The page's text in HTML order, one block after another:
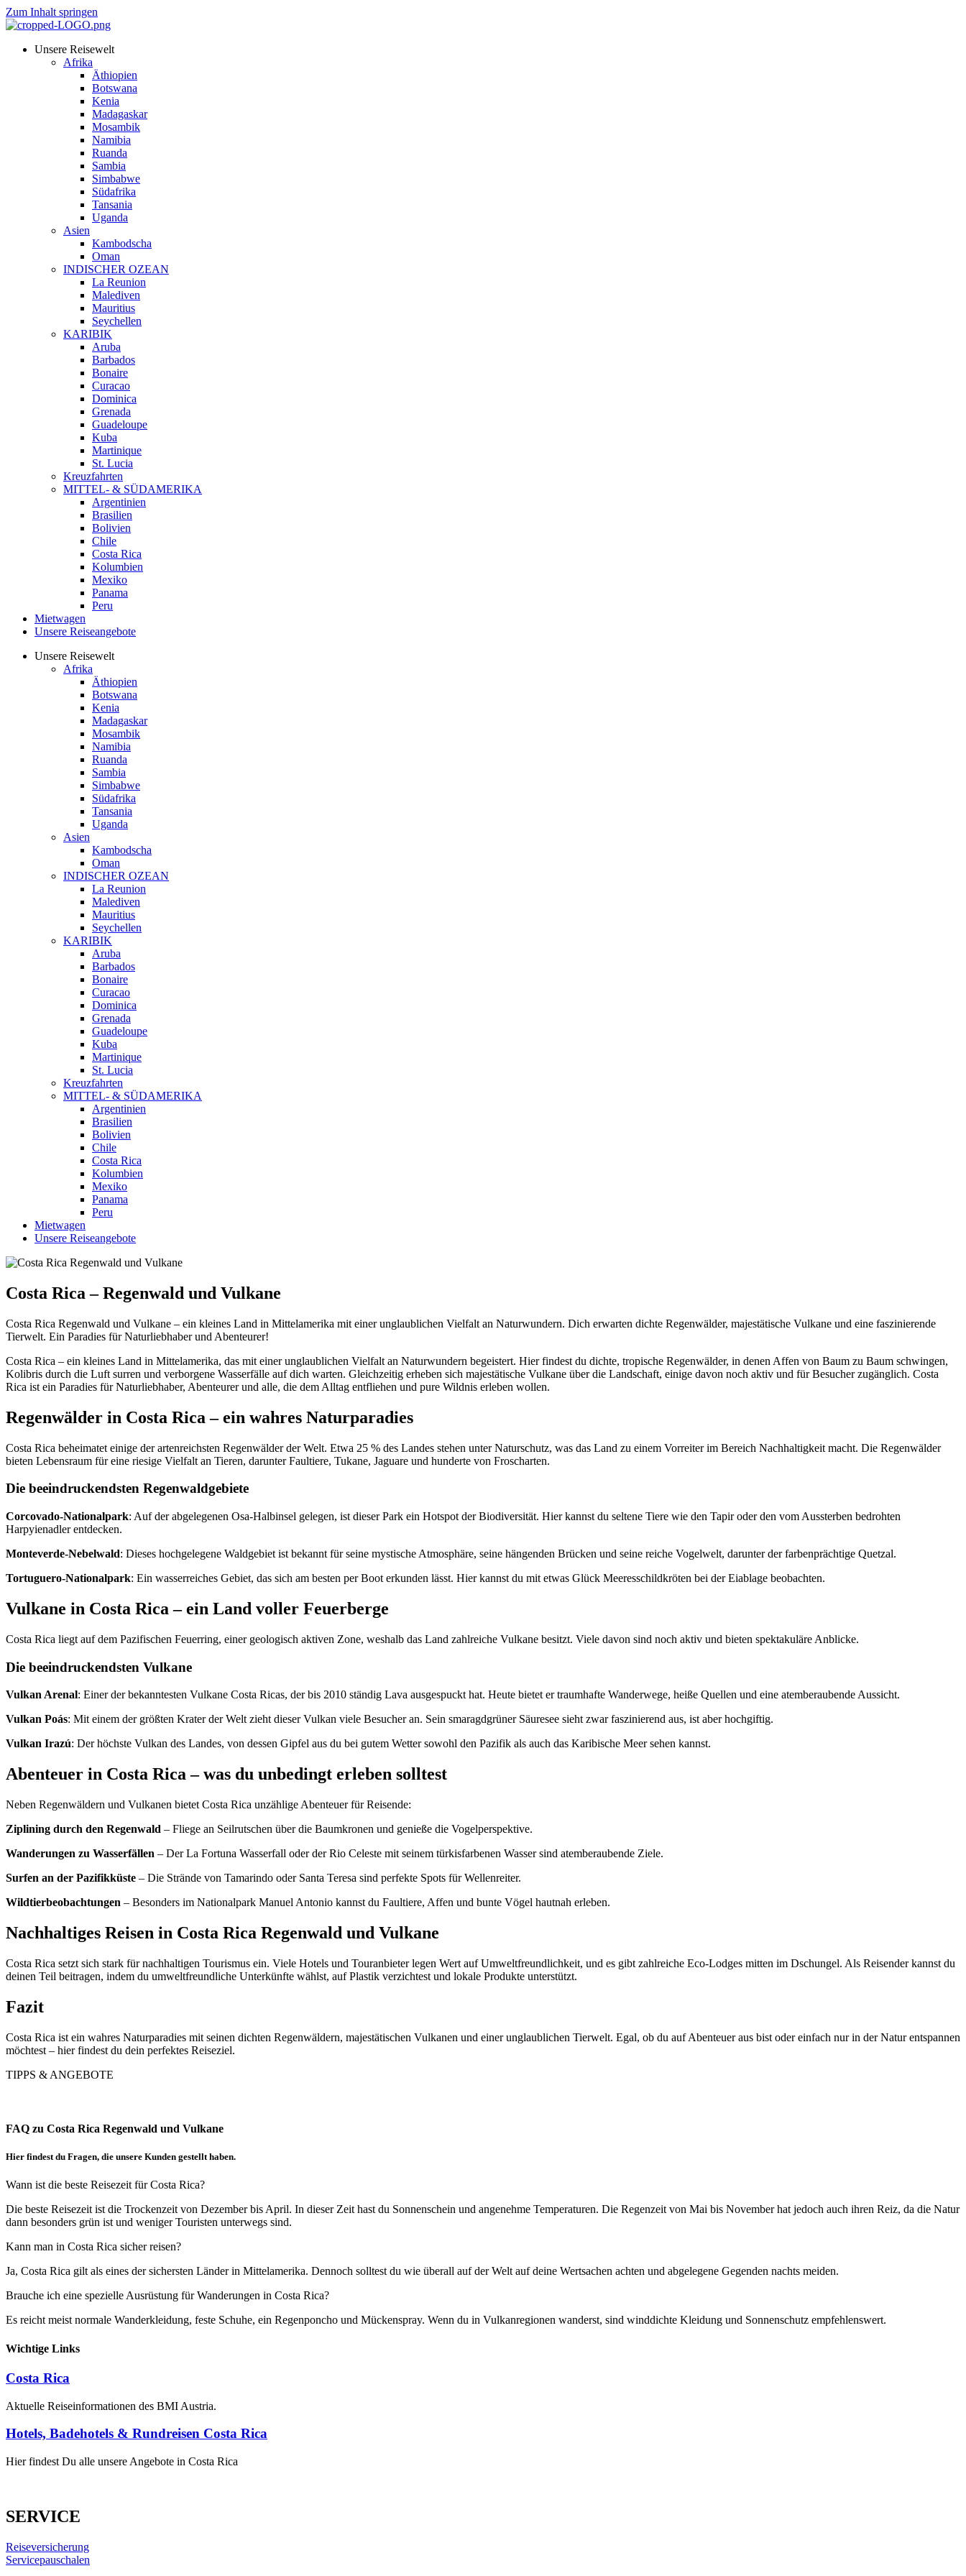
Zum Inhalt springen
Unsere Reisewelt
Afrika
Äthiopien
Botswana
Kenia
Madagaskar
Mosambik
Namibia
Ruanda
Sambia
Simbabwe
Südafrika
Tansania
Uganda
Asien
Kambodscha
Oman
INDISCHER OZEAN
La Reunion
Malediven
Mauritius
Seychellen
KARIBIK
Aruba
Barbados
Bonaire
Curacao
Dominica
Grenada
Guadeloupe
Kuba
Martinique
St. Lucia
Kreuzfahrten
MITTEL- & SÜDAMERIKA
Argentinien
Brasilien
Bolivien
Chile
Costa Rica
Kolumbien
Mexiko
Panama
Peru
Mietwagen
Unsere Reiseangebote
Unsere Reisewelt
Afrika
Äthiopien
Botswana
Kenia
Madagaskar
Mosambik
Namibia
Ruanda
Sambia
Simbabwe
Südafrika
Tansania
Uganda
Asien
Kambodscha
Oman
INDISCHER OZEAN
La Reunion
Malediven
Mauritius
Seychellen
KARIBIK
Aruba
Barbados
Bonaire
Curacao
Dominica
Grenada
Guadeloupe
Kuba
Martinique
St. Lucia
Kreuzfahrten
MITTEL- & SÜDAMERIKA
Argentinien
Brasilien
Bolivien
Chile
Costa Rica
Kolumbien
Mexiko
Panama
Peru
Mietwagen
Unsere Reiseangebote
Costa Rica – Regenwald und Vulkane
Costa Rica Regenwald und Vulkane – ein kleines Land in Mittelamerika mit einer unglaublichen Vielfalt an Naturwundern. Dich erwarten dichte Regenwälder, majestätische Vulkane und eine faszinierende
Tierwelt. Ein Paradies für Naturliebhaber und Abenteurer!
Costa Rica – ein kleines Land in Mittelamerika, das mit einer unglaublichen Vielfalt an Naturwundern begeistert. Hier findest du dichte, tropische Regenwälder, in denen Affen von Baum zu Baum schwingen,
Kolibris durch die Luft surren und verborgene Wasserfälle auf dich warten. Gleichzeitig erheben sich majestätische Vulkane über die Landschaft, einige davon noch aktiv und für Besucher zugänglich. Costa
Rica ist ein Paradies für Naturliebhaber, Abenteurer und alle, die dem Alltag entfliehen und pure Wildnis erleben wollen.
Regenwälder in Costa Rica – ein wahres Naturparadies
Costa Rica beheimatet einige der artenreichsten Regenwälder der Welt. Etwa 25 % des Landes stehen unter Naturschutz, was das Land zu einem Vorreiter im Bereich Nachhaltigkeit macht. Die Regenwälder
bieten Lebensraum für eine riesige Vielfalt an Tieren, darunter Faultiere, Tukane, Jaguare und hunderte von Froscharten.
Die beeindruckendsten Regenwaldgebiete
Corcovado-Nationalpark: Auf der abgelegenen Osa-Halbinsel gelegen, ist dieser Park ein Hotspot der Biodiversität. Hier kannst du seltene Tiere wie den Tapir oder den vom Aussterben bedrohten
Harpyienadler entdecken.
Monteverde-Nebelwald: Dieses hochgelegene Waldgebiet ist bekannt für seine mystische Atmosphäre, seine hängenden Brücken und seine reiche Vogelwelt, darunter der farbenprächtige Quetzal.
Tortuguero-Nationalpark: Ein wasserreiches Gebiet, das sich am besten per Boot erkunden lässt. Hier kannst du mit etwas Glück Meeresschildkröten bei der Eiablage beobachten.
Vulkane in Costa Rica – ein Land voller Feuerberge
Costa Rica liegt auf dem Pazifischen Feuerring, einer geologisch aktiven Zone, weshalb das Land zahlreiche Vulkane besitzt. Viele davon sind noch aktiv und bieten spektakuläre Anblicke.
Die beeindruckendsten Vulkane
Vulkan Arenal: Einer der bekanntesten Vulkane Costa Ricas, der bis 2010 ständig Lava ausgespuckt hat. Heute bietet er traumhafte Wanderwege, heiße Quellen und eine atemberaubende Aussicht.
Vulkan Poás: Mit einem der größten Krater der Welt zieht dieser Vulkan viele Besucher an. Sein smaragdgrüner Säuresee sieht zwar faszinierend aus, ist aber hochgiftig.
Vulkan Irazú: Der höchste Vulkan des Landes, von dessen Gipfel aus du bei gutem Wetter sowohl den Pazifik als auch das Karibische Meer sehen kannst.
Abenteuer in Costa Rica – was du unbedingt erleben solltest
Neben Regenwäldern und Vulkanen bietet Costa Rica unzählige Abenteuer für Reisende:
Ziplining durch den Regenwald – Fliege an Seilrutschen über die Baumkronen und genieße die Vogelperspektive.
Wanderungen zu Wasserfällen – Der La Fortuna Wasserfall oder der Rio Celeste mit seinem türkisfarbenen Wasser sind atemberaubende Ziele.
Surfen an der Pazifikküste – Die Strände von Tamarindo oder Santa Teresa sind perfekte Spots für Wellenreiter.
Wildtierbeobachtungen – Besonders im Nationalpark Manuel Antonio kannst du Faultiere, Affen und bunte Vögel hautnah erleben.
Nachhaltiges Reisen in Costa Rica Regenwald und Vulkane
Costa Rica setzt sich stark für nachhaltigen Tourismus ein. Viele Hotels und Touranbieter legen Wert auf Umweltfreundlichkeit, und es gibt zahlreiche Eco-Lodges mitten im Dschungel. Als Reisender kannst du
deinen Teil beitragen, indem du umweltfreundliche Unterkünfte wählst, auf Plastik verzichtest und lokale Produkte unterstützt.
Fazit
Costa Rica ist ein wahres Naturparadies mit seinen dichten Regenwäldern, majestätischen Vulkanen und einer unglaublichen Tierwelt. Egal, ob du auf Abenteuer aus bist oder einfach nur in der Natur entspannen
möchtest – hier findest du dein perfektes Reiseziel.
TIPPS & ANGEBOTE
FAQ zu Costa Rica Regenwald und Vulkane
Hier findest du Fragen, die unsere Kunden gestellt haben.
Wann ist die beste Reisezeit für Costa Rica?
Die beste Reisezeit ist die Trockenzeit von Dezember bis April. In dieser Zeit hast du Sonnenschein und angenehme Temperaturen. Die Regenzeit von Mai bis November hat jedoch auch ihren Reiz, da die Natur
dann besonders grün ist und weniger Touristen unterwegs sind.
Kann man in Costa Rica sicher reisen?
Ja, Costa Rica gilt als eines der sichersten Länder in Mittelamerika. Dennoch solltest du wie überall auf der Welt auf deine Wertsachen achten und abgelegene Gegenden nachts meiden.
Brauche ich eine spezielle Ausrüstung für Wanderungen in Costa Rica?
Es reicht meist normale Wanderkleidung, feste Schuhe, ein Regenponcho und Mückenspray. Wenn du in Vulkanregionen wanderst, sind winddichte Kleidung und Sonnenschutz empfehlenswert.
Wichtige Links
Costa Rica
Aktuelle Reiseinformationen des BMI Austria.
Hotels, Badehotels & Rundreisen Costa Rica
Hier findest Du alle unsere Angebote in Costa Rica
SERVICE
Reiseversicherung
Servicepauschalen